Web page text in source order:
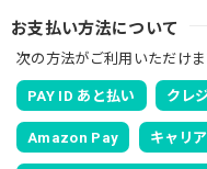
お支払い方法について
次の方法がご利用いただけま
PAY ID あと払い クレ
Amazon Pay キャリ